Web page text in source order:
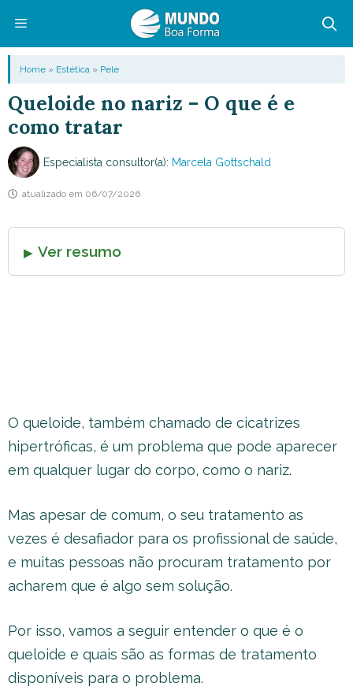
conteúdo
Menu
Home » Estética » Pele
Queloide no nariz – O que é e
como tratar
Especialista consultor(a): Marcela Gottschald
atualizado em 06/07/2026
Ver resumo
O queloide, também chamado de cicatrizes
hipertróficas, é um problema que pode aparecer
em qualquer lugar do corpo, como o nariz.
Mas apesar de comum, o seu tratamento as
vezes é desafiador para os profissional de saúde,
e muitas pessoas não procuram tratamento por
acharem que é algo sem solução.
Por isso, vamos a seguir entender o que é o
queloide e quais são as formas de tratamento
disponíveis para o problema.